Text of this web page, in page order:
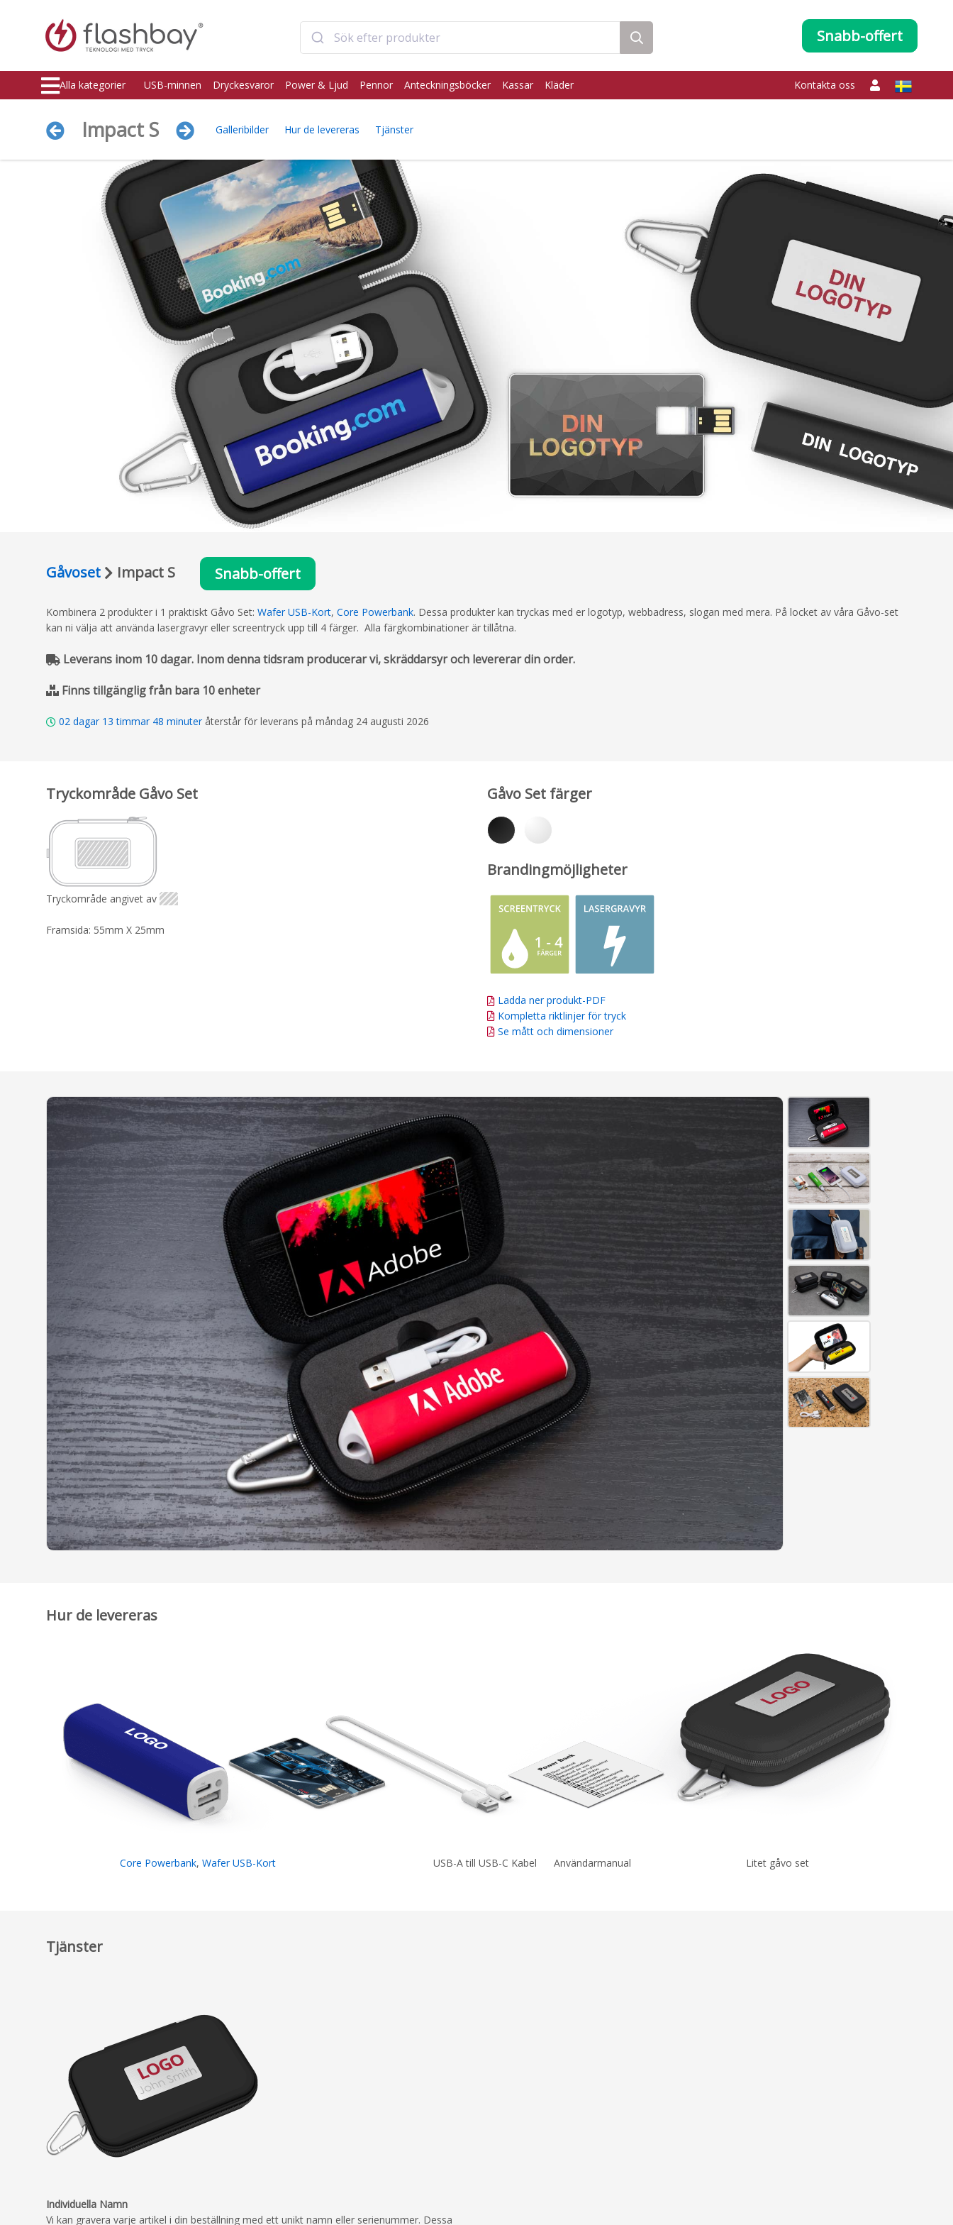
Snabb-offert
Alla kategorier USB-minnen Dryckesvaror Power & Ljud Pennor Anteckningsböcker Kassar Kläder Kontakta oss
Impact S Galleribilder Hur de levereras Tjänster
Gåvoset Impact S Snabb-offert
Kombinera 2 produkter i 1 praktiskt Gåvo Set: Wafer USB-Kort, Core Powerbank. Dessa produkter kan tryckas med er logotyp, webbadress, slogan med mera. På locket av våra Gåvo-set
kan ni välja att använda lasergravyr eller screentryck upp till 4 färger. Alla färgkombinationer är tillåtna.
Leverans inom 10 dagar. Inom denna tidsram producerar vi, skräddarsyr och levererar din order.
Finns tillgänglig från bara 10 enheter
02 dagar 13 timmar 48 minuter återstår för leverans på måndag 24 augusti 2026
Tryckområde Gåvo Set
Tryckområde angivet av
Framsida: 55mm X 25mm
Gåvo Set färger
Brandingmöjligheter
Ladda ner produkt-PDF
Kompletta riktlinjer för tryck
Se mått och dimensioner
Hur de levereras
Core Powerbank,Wafer USB-Kort USB-A till USB-C Kabel Användarmanual Litet gåvo set
Tjänster
Individuella Namn
Vi kan gravera varje artikel i din beställning med ett unikt namn eller serienummer. Dessa